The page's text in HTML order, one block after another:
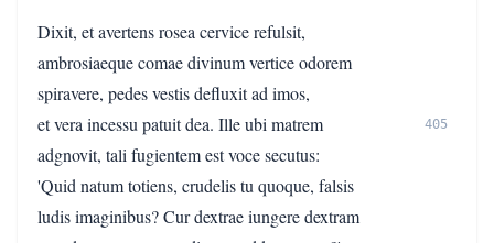
Dixit, et avertens rosea cervice refulsit,
ambrosiaeque comae divinum vertice odorem
spiravere, pedes vestis defluxit ad imos,
et vera incessu patuit dea. Ille ubi matrem
405
adgnovit, tali fugientem est voce secutus:
'Quid natum totiens, crudelis tu quoque, falsis
ludis imaginibus? Cur dextrae iungere dextram